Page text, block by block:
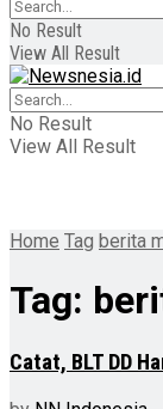
No Result
View All Result
No Result
View All Result
Home Tag berita
Tag:
Catat, BLT DD